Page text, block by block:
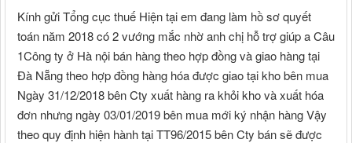
Kính gửi Tổng cục thuế Hiện tại em đang làm hồ sơ quyết
toán năm 2018 có 2 vướng mắc nhờ anh chị hỗ trợ giúp a Câu
1Công ty ở Hà nội bán hàng theo hợp đồng và giao hàng tại
Đà Nẵng theo hợp đồng hàng hóa được giao tại kho bên mua
Ngày 31/12/2018 bên Cty xuất hàng ra khỏi kho và xuất hóa
đơn nhưng ngày 03/01/2019 bên mua mới ký nhận hàng Vậy
theo quy định hiện hành tại TT96/2015 bên Cty bán sẽ được